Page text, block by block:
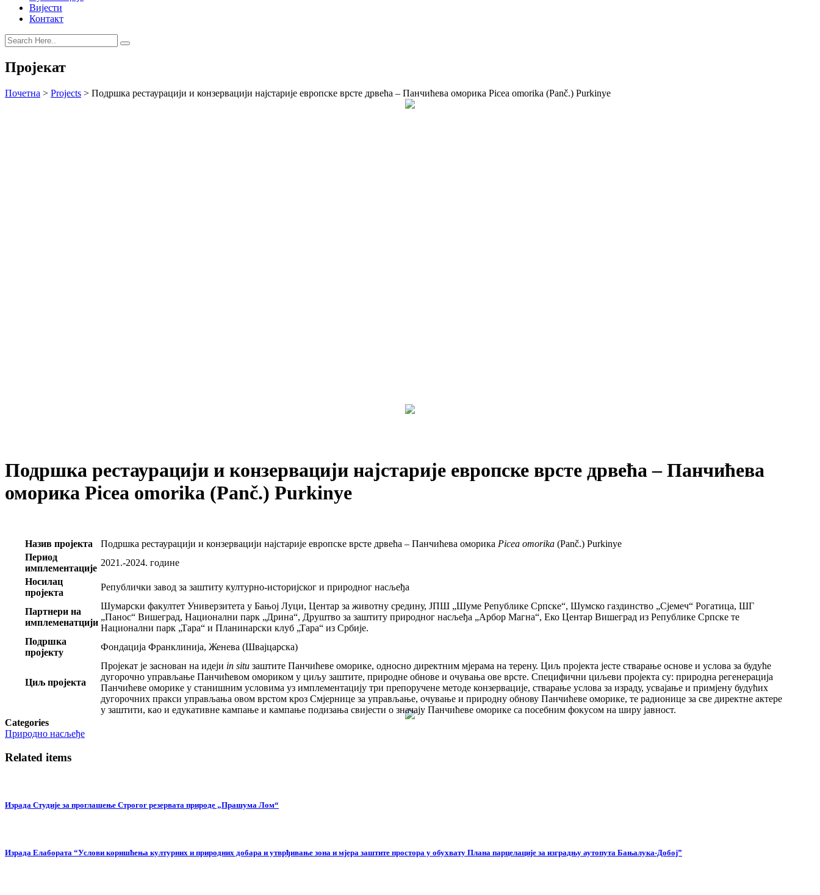
Вијести
Контакт
Пројекат
Почетна > Projects > Подршка рестаурацији и конзервацији најстарије европске врсте дрвећа – Панчићева оморика Picea omorika (Panč.) Purkinye
Подршка рестаурацији и конзервацији најстарије европске врсте дрвећа – Панчићева
оморика Picea omorika (Panč.) Purkinye
Назив пројекта Подршка рестаурацији и конзервацији најстарије европске врсте дрвећа – Панчићева оморика Picea omorika (Panč.) Purkinye
Период
имплементације
2021.-2024. године
Носилац
пројекта
Републички завод за заштиту културно-историјског и природног насљеђа
Партнери на
имплеменатцији
Шумарски факултет Универзитета у Бањој Луци, Центар за животну средину, ЈПШ „Шуме Републике Српске“, Шумско газдинство „Сјемеч“ Рогатица, ШГ
„Панос“ Вишеград, Национални парк „Дрина“, Друштво за заштиту природног насљеђа „Арбор Магна“, Еко Центар Вишеград из Републике Српске те
Национални парк „Тара“ и Планинарски клуб „Тара“ из Србије.
Подршка
пројекту
Фондација Франклинија, Женева (Швајцарска)
Циљ пројекта
Пројекат је заснован на идеји in situ заштите Панчићеве оморике, односно директним мјерама на терену. Циљ пројекта јесте стварање основе и услова за будуће
дугорочно управљање Панчићевом омориком у циљу заштите, природне обнове и очувања ове врсте. Специфични циљеви пројекта су: природна регенерација
Панчићеве оморике у станишним условима уз имплементацију три препоручене методе конзервације, стварање услова за израду, усвајање и примјену будућих
дугорочних пракси управљања овом врстом кроз Смјернице за управљање, очување и природну обнову Панчићеве оморике, те радионице за све директне актере
у заштити, као и едукативне кампање и кампање подизања свијести о значају Панчићеве оморике са посебним фокусом на ширу јавност.
Categories
Природно насљеђе
Related items
Израда Студије за проглашење Строгог резервата природе „Прашума Лом“
Израда Елабората “Услови коришћења културних и природних добара и утврђивање зона и мјера заштите простора у обухвату Плана парцелације за изградњу аутопута Бањалука-Добој”